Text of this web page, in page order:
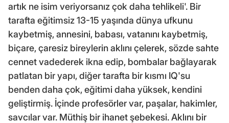
artık ne isim veriyorsanız çok daha tehlikeli'. Bir
tarafta eğitimsiz 13-15 yaşında dünya ufkunu
kaybetmiş, annesini, babası, vatanını kaybetmiş,
biçare, çaresiz bireylerin aklını çelerek, sözde sahte
cennet vadederek ikna edip, bombalar bağlayarak
patlatan bir yapı, diğer tarafta bir kısmı IQ'su
benden daha çok, eğitimi daha yüksek, kendini
geliştirmiş. İçinde profesörler var, paşalar, hakimler,
savcılar var. Müthiş bir ihanet şebekesi. Aklını bir